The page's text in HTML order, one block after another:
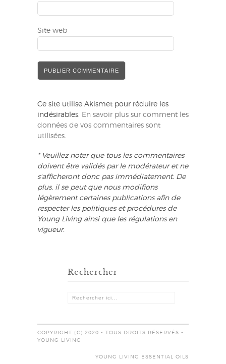
Site web
Ce site utilise Akismet pour réduire les
indésirables. En savoir plus sur comment les
données de vos commentaires sont
utilisées.
* Veuillez noter que tous les commentaires
doivent être validés par le modérateur et ne
s'afficheront donc pas immédiatement. De
plus, il se peut que nous modifions
légèrement certaines publications afin de
respecter les politiques et procédures de
Young Living ainsi que les régulations en
vigueur.
Rechercher
COPYRIGHT (C) 2020 - TOUS DROITS RÉSERVÉS -
YOUNG LIVING
YOUNG LIVING ESSENTIAL OILS